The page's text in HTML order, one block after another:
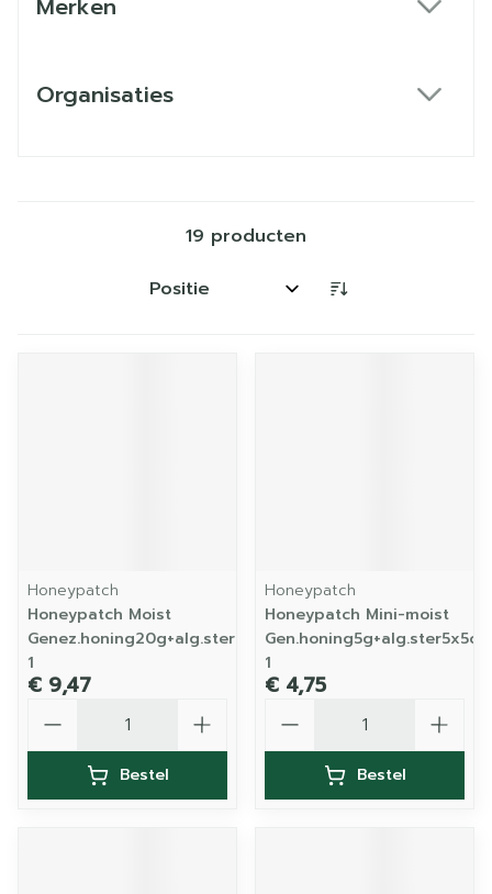
Merken
Organisaties
19 producten
Sorteer op:
Honeypatch
Honeypatch Moist
Genez.honing20g+alg.ster10x10cm
1
€ 9,47
Bestel
Honeypatch
Honeypatch Mini-moist
Gen.honing5g+alg.ster5x5cm
1
€ 4,75
Bestel